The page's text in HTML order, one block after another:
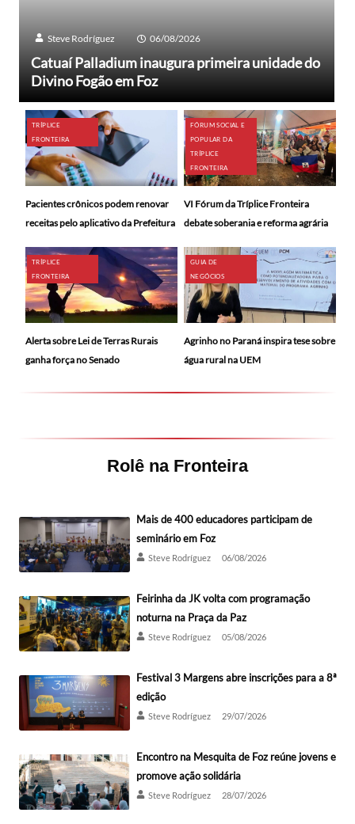
Steve Rodríguez 06/08/2026
Catuaí Palladium inaugura primeira unidade do
Divino Fogão em Foz
TRÍPLICE
FRONTEIRA
Pacientes crônicos podem renovar
receitas pelo aplicativo da Prefeitura
FÓRUM SOCIAL E
POPULAR DA
TRÍPLICE
FRONTEIRA
VI Fórum da Tríplice Fronteira
debate soberania e reforma agrária
TRÍPLICE
FRONTEIRA
Alerta sobre Lei de Terras Rurais
ganha força no Senado
GUIA DE
NEGÓCIOS
Agrinho no Paraná inspira tese sobre
água rural na UEM
Rolê na Fronteira
Mais de 400 educadores participam de
seminário em Foz
Steve Rodríguez 06/08/2026
Feirinha da JK volta com programação
noturna na Praça da Paz
Steve Rodríguez 05/08/2026
Festival 3 Margens abre inscrições para a 8ª
edição
Steve Rodríguez 29/07/2026
Encontro na Mesquita de Foz reúne jovens e
promove ação solidária
Steve Rodríguez 28/07/2026